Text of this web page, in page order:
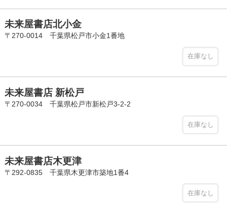
未来屋書店北小金
〒270-0014 千葉県松戸市小金1番地
在庫なし
未来屋書店 新松戸
〒270-0034 千葉県松戸市新松戸3-2-2
在庫なし
未来屋書店木更津
〒292-0835 千葉県木更津市築地1番4
在庫なし